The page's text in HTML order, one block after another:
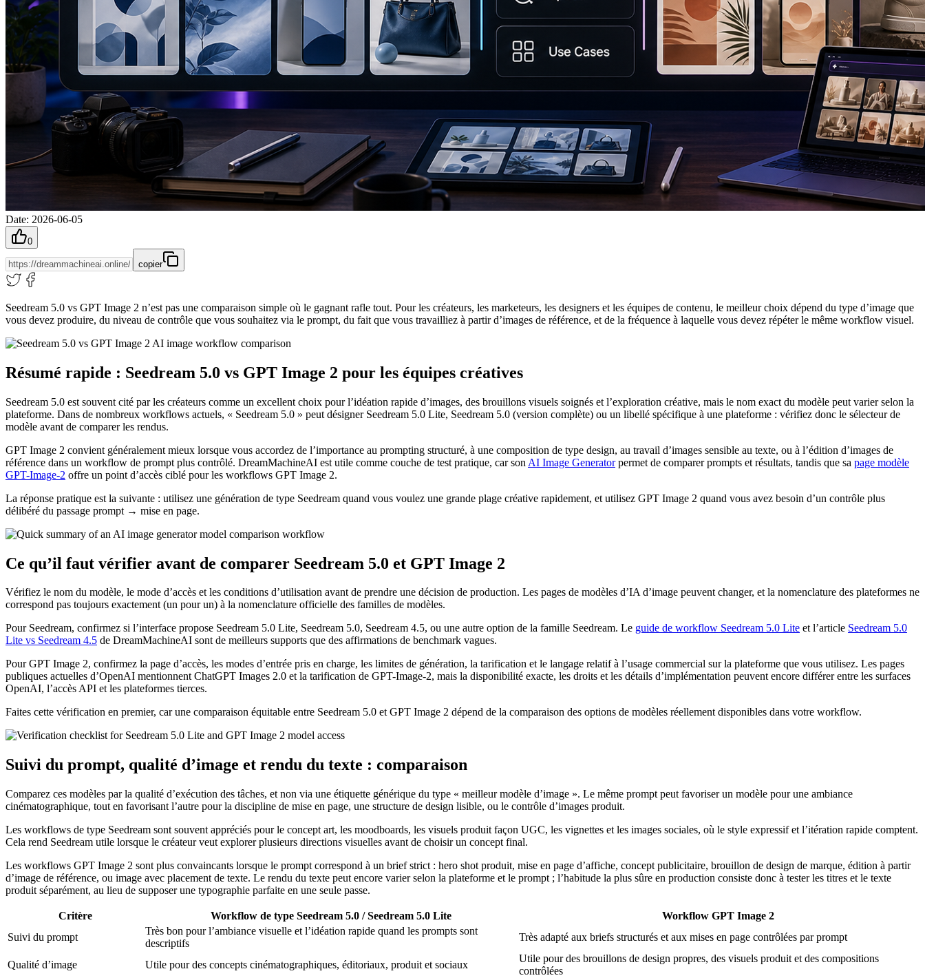
Date: 2026-06-05
0
copier
Seedream 5.0 vs GPT Image 2 n’est pas une comparaison simple où le gagnant rafle tout. Pour les créateurs, les marketeurs, les designers et les équipes de contenu, le meilleur choix dépend du type d’image que
vous devez produire, du niveau de contrôle que vous souhaitez via le prompt, du fait que vous travailliez à partir d’images de référence, et de la fréquence à laquelle vous devez répéter le même workflow visuel.
Résumé rapide : Seedream 5.0 vs GPT Image 2 pour les équipes créatives
Seedream 5.0 est souvent cité par les créateurs comme un excellent choix pour l’idéation rapide d’images, des brouillons visuels soignés et l’exploration créative, mais le nom exact du modèle peut varier selon la
plateforme. Dans de nombreux workflows actuels, « Seedream 5.0 » peut désigner Seedream 5.0 Lite, Seedream 5.0 (version complète) ou un libellé spécifique à une plateforme : vérifiez donc le sélecteur de
modèle avant de comparer les rendus.
GPT Image 2 convient généralement mieux lorsque vous accordez de l’importance au prompting structuré, à une composition de type design, au travail d’images sensible au texte, ou à l’édition d’images de
référence dans un workflow de prompt plus contrôlé. DreamMachineAI est utile comme couche de test pratique, car son AI Image Generatorpermet de comparer prompts et résultats, tandis que sa page modèle
GPT-Image-2 offre un point d’accès ciblé pour les workflows GPT Image 2.
La réponse pratique est la suivante : utilisez une génération de type Seedream quand vous voulez une grande plage créative rapidement, et utilisez GPT Image 2 quand vous avez besoin d’un contrôle plus
délibéré du passage prompt → mise en page.
Ce qu’il faut vérifier avant de comparer Seedream 5.0 et GPT Image 2
Vérifiez le nom du modèle, le mode d’accès et les conditions d’utilisation avant de prendre une décision de production. Les pages de modèles d’IA d’image peuvent changer, et la nomenclature des plateformes ne
correspond pas toujours exactement (un pour un) à la nomenclature officielle des familles de modèles.
Pour Seedream, confirmez si l’interface propose Seedream 5.0 Lite, Seedream 5.0, Seedream 4.5, ou une autre option de la famille Seedream. Le guide de workflow Seedream 5.0 Lite et l’article Seedream 5.0
Lite vs Seedream 4.5 de DreamMachineAI sont de meilleurs supports que des affirmations de benchmark vagues.
Pour GPT Image 2, confirmez la page d’accès, les modes d’entrée pris en charge, les limites de génération, la tarification et le langage relatif à l’usage commercial sur la plateforme que vous utilisez. Les pages
publiques actuelles d’OpenAI mentionnent ChatGPT Images 2.0 et la tarification de GPT-Image-2, mais la disponibilité exacte, les droits et les détails d’implémentation peuvent encore différer entre les surfaces
OpenAI, l’accès API et les plateformes tierces.
Faites cette vérification en premier, car une comparaison équitable entre Seedream 5.0 et GPT Image 2 dépend de la comparaison des options de modèles réellement disponibles dans votre workflow.
Suivi du prompt, qualité d’image et rendu du texte : comparaison
Comparez ces modèles par la qualité d’exécution des tâches, et non via une étiquette générique du type « meilleur modèle d’image ». Le même prompt peut favoriser un modèle pour une ambiance
cinématographique, tout en favorisant l’autre pour la discipline de mise en page, une structure de design lisible, ou le contrôle d’images produit.
Les workflows de type Seedream sont souvent appréciés pour le concept art, les moodboards, les visuels produit façon UGC, les vignettes et les images sociales, où le style expressif et l’itération rapide comptent.
Cela rend Seedream utile lorsque le créateur veut explorer plusieurs directions visuelles avant de choisir un concept final.
Les workflows GPT Image 2 sont plus convaincants lorsque le prompt correspond à un brief strict : hero shot produit, mise en page d’affiche, concept publicitaire, brouillon de design de marque, édition à partir
d’image de référence, ou image avec placement de texte. Le rendu du texte peut encore varier selon la plateforme et le prompt ; l’habitude la plus sûre en production consiste donc à tester les titres et le texte
produit séparément, au lieu de supposer une typographie parfaite en une seule passe.
Critère Workflow de type Seedream 5.0 / Seedream 5.0 Lite
Workflow GPT Image 2
Suivi du prompt
Très bon pour l’ambiance visuelle et l’idéation rapide quand les prompts sont
descriptifs
Très adapté aux briefs structurés et aux mises en page contrôlées par prompt
Qualité d’image Utile pour des concepts cinématographiques, éditoriaux, produit et sociaux
Utile pour des brouillons de design propres, des visuels produit et des compositions
contrôlées